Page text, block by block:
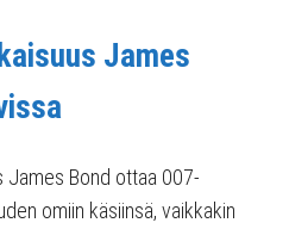
James
James Bond ottaa 007-
omiin käsiinsä, vaikkakin